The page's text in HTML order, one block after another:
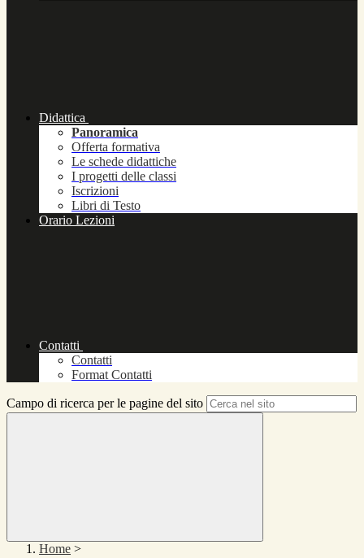
Didattica
Panoramica
Offerta formativa
Le schede didattiche
I progetti delle classi
Iscrizioni
Libri di Testo
Orario Lezioni
Contatti
Contatti
Format Contatti
Campo di ricerca per le pagine del sito
Home >